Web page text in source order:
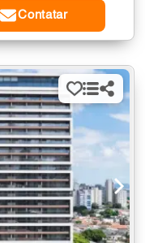
Contatar